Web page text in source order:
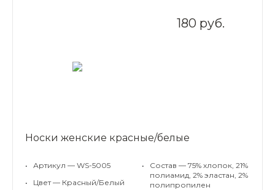
180 руб.
Носки женские красные/белые
•
Артикул — WS-5005
•
Цвет — Красный/Белый
•
Состав — 75% хлопок, 21%
полиамид, 2% эластан, 2%
полипропилен